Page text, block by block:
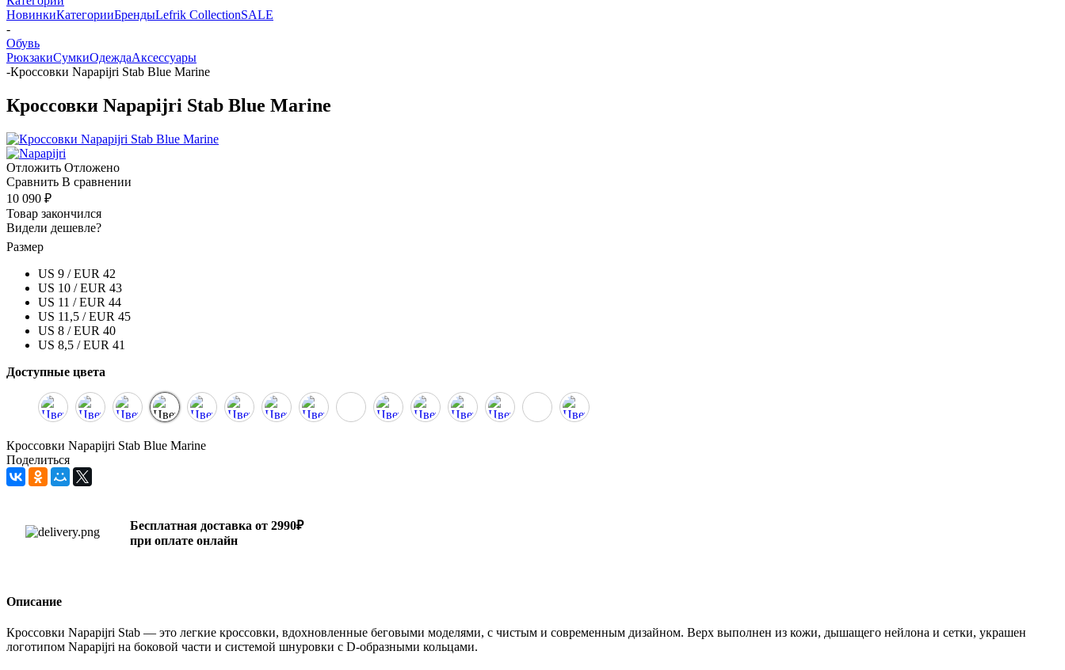
НовинкиКатегорииБрендыLefrik CollectionSALE
-
Обувь
РюкзакиСумкиОдеждаАксессуары
-Кроссовки Napapijri Stab Blue Marine
Кроссовки Napapijri Stab Blue Marine
Отложить Отложено
Сравнить В сравнении
10 090 ₽
Товар закончился
Видели дешевле?
Размер
US 9 / EUR 42
US 10 / EUR 43
US 11 / EUR 44
US 11,5 / EUR 45
US 8 / EUR 40
US 8,5 / EUR 41
Доступные цвета
Кроссовки Napapijri Stab Blue Marine
Поделиться
Бесплатная доставка от 2990₽
при оплате онлайн
Описание
Кроссовки Napapijri Stab — это легкие кроссовки, вдохновленные беговыми моделями, с чистым и современным дизайном. Верх выполнен из кожи, дышащего нейлона и сетки, украшен
логотипом Napapijri на боковой части и системой шнуровки с D-образными кольцами.